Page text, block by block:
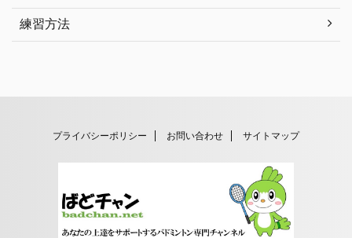
練習方法
プライバシーポリシー お問い合わせ サイトマップ